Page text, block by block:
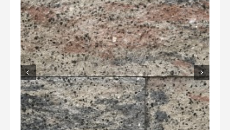
Overig
Home
Over Ons
Tuininspiratie
Contact